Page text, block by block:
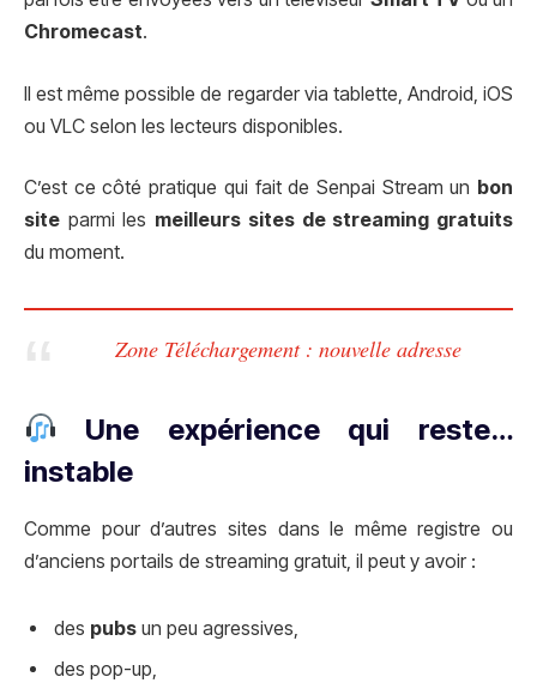
Chromecast.
Il est même possible de regarder via tablette, Android, iOS
ou VLC selon les lecteurs disponibles.
C’est ce côté pratique qui fait de Senpai Stream un bon
site parmi les meilleurs sites de streaming gratuits
du moment.
Zone Téléchargement : nouvelle adresse
Une expérience qui reste…
instable
Comme pour d’autres sites dans le même registre ou
d’anciens portails de streaming gratuit, il peut y avoir :
des pubs un peu agressives,
des pop-up,